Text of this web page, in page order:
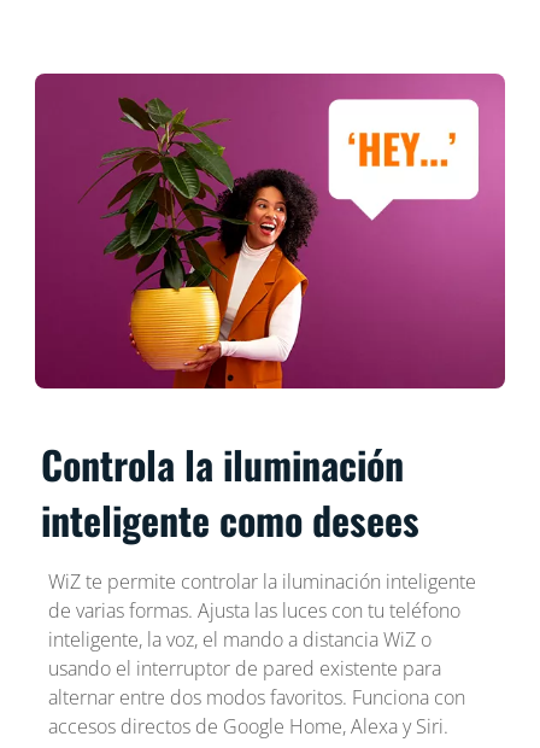
Controla la iluminación
inteligente como desees
WiZ te permite controlar la iluminación inteligente
de varias formas. Ajusta las luces con tu teléfono
inteligente, la voz, el mando a distancia WiZ o
usando el interruptor de pared existente para
alternar entre dos modos favoritos. Funciona con
accesos directos de Google Home, Alexa y Siri.